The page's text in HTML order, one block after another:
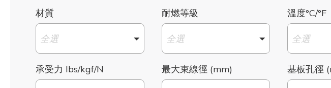
材質
全選
耐燃等級
全選
溫度°C/°F
全選
承受力 lbs/kgf/N 最大束線徑 (mm) 基板孔徑